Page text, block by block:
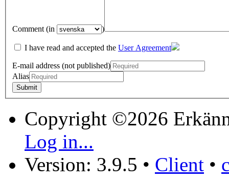
Comment (in )
I have read and accepted the User Agreement
E-mail address (not published)
Alias
Copyright ©2026
Log in...
Version: 3.9.5 • Client •